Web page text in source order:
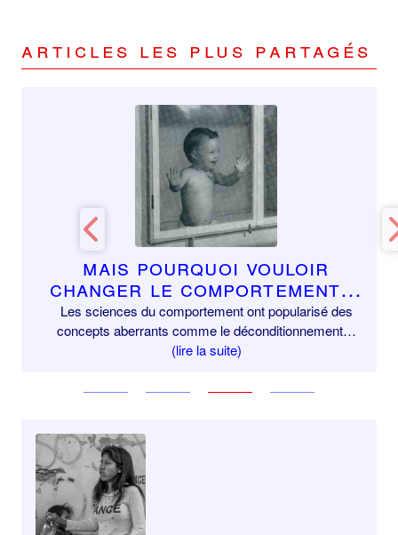
Articles les plus partagés
Mais pourquoi vouloir
changer le comportement…
Les sciences du comportement ont popularisé des
concepts aberrants comme le déconditionnement…
(lire la suite)
Previous